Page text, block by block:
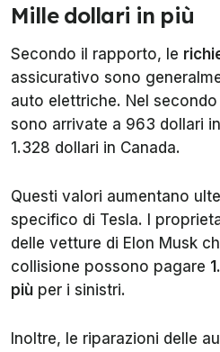
Mille dollari in più
Secondo il rapporto, le
assicurativo sono
auto elettriche. Nel
sono arrivate a 963 dollari
1.328 dollari in Canada.
Questi valori aumentano
specifico di Tesla. I
delle vetture di Elon Musk
collisione possono pagare
più per i sinistri.
Inoltre, le riparazioni delle